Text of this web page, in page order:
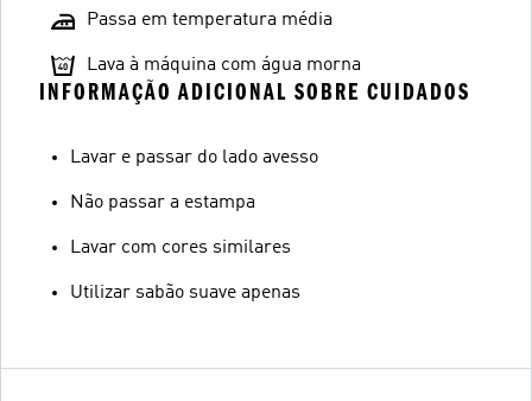
Passa em temperatura média
Lava à máquina com água morna
INFORMAÇÃO ADICIONAL SOBRE CUIDADOS
Lavar e passar do lado avesso
Não passar a estampa
Lavar com cores similares
Utilizar sabão suave apenas